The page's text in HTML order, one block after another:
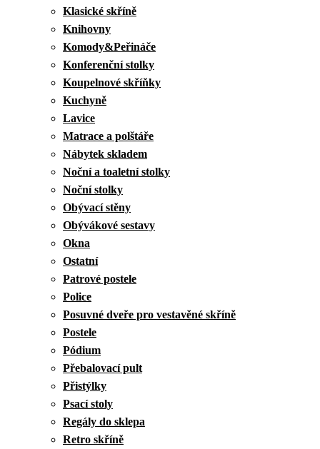
Klasické skříně
Knihovny
Komody&Peřináče
Konferenční stolky
Koupelnové skříňky
Kuchyně
Lavice
Matrace a polštáře
Nábytek skladem
Noční a toaletní stolky
Noční stolky
Obývací stěny
Obývákové sestavy
Okna
Ostatní
Patrové postele
Police
Posuvné dveře pro vestavěné skříně
Postele
Pódium
Přebalovací pult
Přistýlky
Psací stoly
Regály do sklepa
Retro skříně